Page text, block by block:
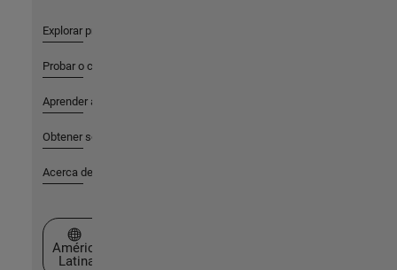
Explorar productos
Probar o comprar
Aprender a utilizar
Obtener soporte
Acerca de MathWorks
Seleccione un país/idioma
América
Latina